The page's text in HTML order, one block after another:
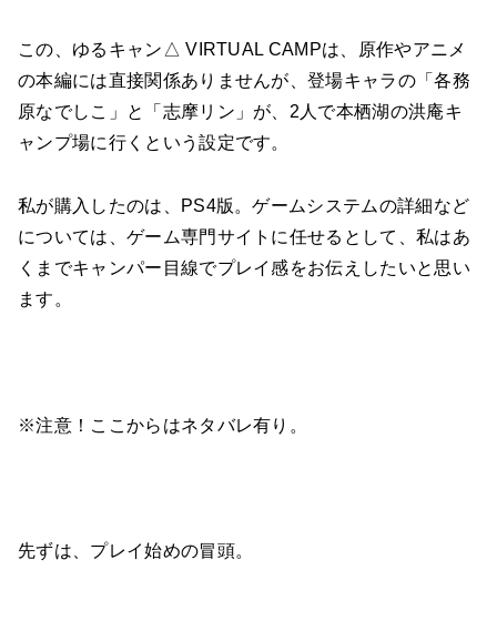
この、ゆるキャン△ VIRTUAL CAMPは、原作やアニメ
の本編には直接関係ありませんが、登場キャラの「各務
原なでしこ」と「志摩リン」が、2人で本栖湖の洪庵キ
ャンプ場に行くという設定です。
私が購入したのは、PS4版。ゲームシステムの詳細など
については、ゲーム専門サイトに任せるとして、私はあ
くまでキャンパー目線でプレイ感をお伝えしたいと思い
ます。
※注意！ここからはネタバレ有り。
先ずは、プレイ始めの冒頭。